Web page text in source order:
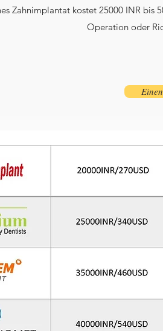
Zahnimplantat kostet 25000 INR bis
Operation oder